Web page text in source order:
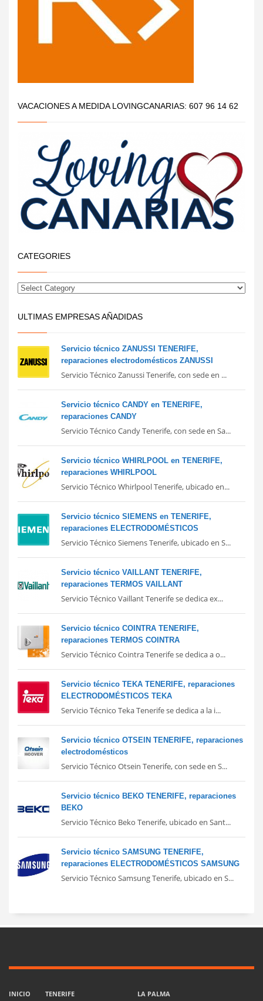
VACACIONES A MEDIDA LOVINGCANARIAS: 607 96 14 62
CATEGORIES
ULTIMAS EMPRESAS AÑADIDAS
Servicio técnico ZANUSSI TENERIFE,
reparaciones electrodomésticos ZANUSSI
Servicio Técnico Zanussi Tenerife, con sede en ...
Servicio técnico CANDY en TENERIFE,
reparaciones CANDY
Servicio Técnico Candy Tenerife, con sede en Sa...
Servicio técnico WHIRLPOOL en TENERIFE,
reparaciones WHIRLPOOL
Servicio Técnico Whirlpool Tenerife, ubicado en...
Servicio técnico SIEMENS en TENERIFE,
reparaciones ELECTRODOMÉSTICOS
Servicio Técnico Siemens Tenerife, ubicado en S...
Servicio técnico VAILLANT TENERIFE,
reparaciones TERMOS VAILLANT
Servicio Técnico Vaillant Tenerife se dedica ex...
Servicio técnico COINTRA TENERIFE,
reparaciones TERMOS COINTRA
Servicio Técnico Cointra Tenerife se dedica a o...
Servicio técnico TEKA TENERIFE, reparaciones
ELECTRODOMÉSTICOS TEKA
Servicio Técnico Teka Tenerife se dedica a la i...
Servicio técnico OTSEIN TENERIFE, reparaciones
electrodomésticos
Servicio Técnico Otsein Tenerife, con sede en S...
Servicio técnico BEKO TENERIFE, reparaciones
BEKO
Servicio Técnico Beko Tenerife, ubicado en Sant...
Servicio técnico SAMSUNG TENERIFE,
reparaciones ELECTRODOMÉSTICOS SAMSUNG
Servicio Técnico Samsung Tenerife, ubicado en S...
INICIO
TENERIFE
LA PALMA